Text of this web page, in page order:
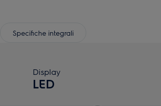
Specifiche integrali
Display
LED